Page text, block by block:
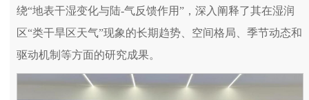
绕“地表干湿变化与陆-气反馈作用”，深入阐释了其在湿润
区“类干旱区天气”现象的长期趋势、空间格局、季节动态和
驱动机制等方面的研究成果。